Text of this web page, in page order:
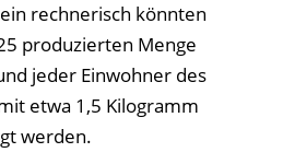
rechnerisch könnten
produzierten Menge
jeder Einwohner des
etwa 1,5 Kilogramm
werden.